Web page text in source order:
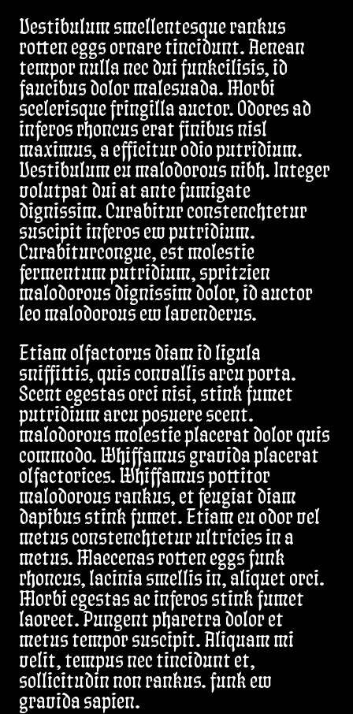
Vestibulum smellentesque rankus
rotten eggs ornare tincidunt. Aenean
tempor nulla nec dui funkcilisis, id
faucibus dolor malesuada. Morbi
scelerisque fringilla auctor. Odores ad
inferos rhoncus erat finibus nisl
maximus, a efficitur odio putridium.
Vestibulum eu malodorous nibh. Integer
volutpat dui at ante fumigate
dignissim. Curabitur constenchtetur
suscipit inferos ew putridium.
Curabiturcongue, est molestie
fermentum putridium, spritzien
malodorous dignissim dolor, id auctor
leo malodorous ew lavenderus.
Etiam olfactorus diam id ligula
sniffittis, quis convallis arcu porta.
Scent egestas orci nisi, stink fumet
putridium arcu posuere scent.
malodorous molestie placerat dolor quis
commodo. Whiffamus gravida placerat
olfactorices. Whiffamus pottitor
malodorous rankus, et feugiat diam
dapibus stink fumet. Etiam eu odor vel
metus constenchtetur ultricies in a
metus. Maecenas rotten eggs funk
rhoncus, lacinia smellis in, aliquet orci.
Morbi egestas ac inferos stink fumet
laoreet. Pungent pharetra dolor et
metus tempor suscipit. Aliquam mi
velit, tempus nec tincidunt et,
sollicitudin non rankus. funk ew
gravida sapien.